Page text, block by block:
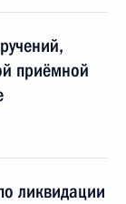
приёмной
ликвидации